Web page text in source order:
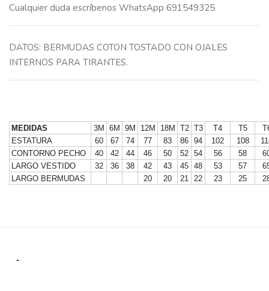
Cualquier duda escríbenos WhatsApp 691549325
DATOS: BERMUDAS COTON TOSTADO CON OJALES
INTERNOS PARA TIRANTES.
MEDIDAS 3M 6M 9M 12M 18M T2 T3 T4 T5
ESTATURA
60 67 74 77 83 86 94 102 108
CONTORNO PECHO
40 42 44 46 50 52 54 56 58
LARGO VESTIDO
32 36 38 42 43 45 48 53 57
LARGO BERMUDAS
20 20 21 22 23 25